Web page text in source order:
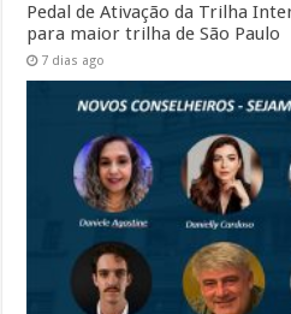
Pedal de Ativação da Trilha
para maior trilha de São Paulo
7 dias ago